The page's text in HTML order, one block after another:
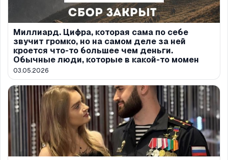
Миллиард. Цифра, которая сама по себе
звучит громко, но на самом деле за ней
кроется что-то большее чем деньги.
Обычные люди, которые в какой-то момен
03.05.2026